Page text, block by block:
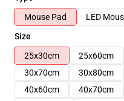
Mouse Pad
LED
Size
25x30cm
25x60cm
30x70cm
30x80cm
40x60cm
40x70cm